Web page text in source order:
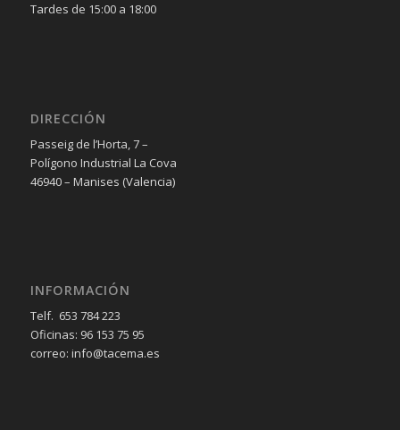
Tardes de 15:00 a 18:00
DIRECCIÓN
Passeig de l’Horta, 7 –
Polígono Industrial La Cova
46940 – Manises (Valencia)
INFORMACIÓN
Telf. 653 784 223
Oficinas: 96 153 75 95
correo: info@tacema.es